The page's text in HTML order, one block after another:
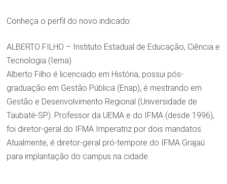
Conheça o perfil do novo indicado:
ALBERTO FILHO – Instituto Estadual de Educação, Ciência e
Tecnologia (Iema)
Alberto Filho é licenciado em História, possui pós-
graduação em Gestão Pública (Enap), é mestrando em
Gestão e Desenvolvimento Regional (Universidade de
Taubaté-SP). Professor da UEMA e do IFMA (desde 1996),
foi diretor-geral do IFMA Imperatriz por dois mandatos.
Atualmente, é diretor-geral pró-tempore do IFMA Grajaú
para implantação do campus na cidade.